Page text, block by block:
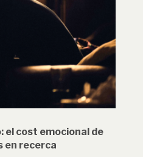
el cost emocional de
en recerca